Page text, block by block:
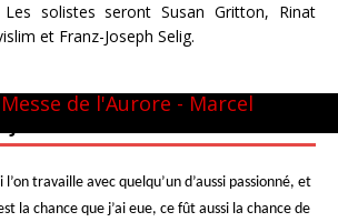
solistes seront Susan Gritton, Rinat
et Franz-Joseph Selig.
1981
Orange
à Turin
- Te Deum de Berlioz
de l'Aurore - Marcel
JUIN 2013
l’on travaille avec quelqu’un d’aussi passionné, et
la chance que j’ai eue, ce fût aussi la chance de